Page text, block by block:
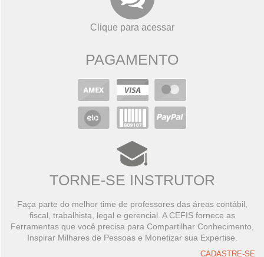
Clique para acessar
PAGAMENTO
TORNE-SE INSTRUTOR
Faça parte do melhor time de professores das áreas contábil,
fiscal, trabalhista, legal e gerencial. A CEFIS fornece as
Ferramentas que você precisa para Compartilhar Conhecimento,
Inspirar Milhares de Pessoas e Monetizar sua Expertise.
CADASTRE-SE